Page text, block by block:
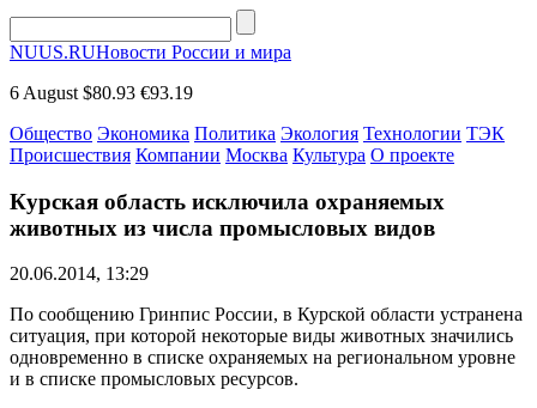
NUUS.RUНовости России и мира
6 August $80.93 €93.19
Общество Экономика Политика Экология Технологии ТЭК
Происшествия Компании Москва Культура О проекте
Курская область исключила охраняемых
животных из числа промысловых видов
20.06.2014, 13:29
По сообщению Гринпис России, в Курской области устранена
ситуация, при которой некоторые виды животных значились
одновременно в списке охраняемых на региональном уровне
и в списке промысловых ресурсов.